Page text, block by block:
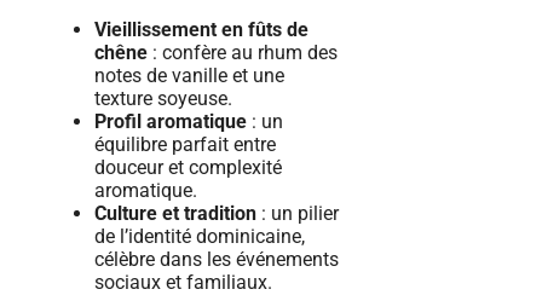
Vieillissement en fûts de
chêne : confère au rhum des
notes de vanille et une
texture soyeuse.
Profil aromatique : un
équilibre parfait entre
douceur et complexité
aromatique.
Culture et tradition : un pilier
de l’identité dominicaine,
célèbre dans les événements
sociaux et familiaux.